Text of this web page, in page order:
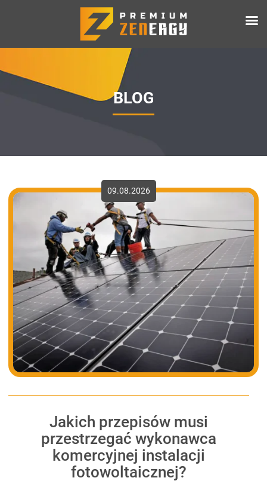
BLOG
09.08.2026
Jakich przepisów musi
przestrzegać wykonawca
komercyjnej instalacji
fotowoltaicznej?